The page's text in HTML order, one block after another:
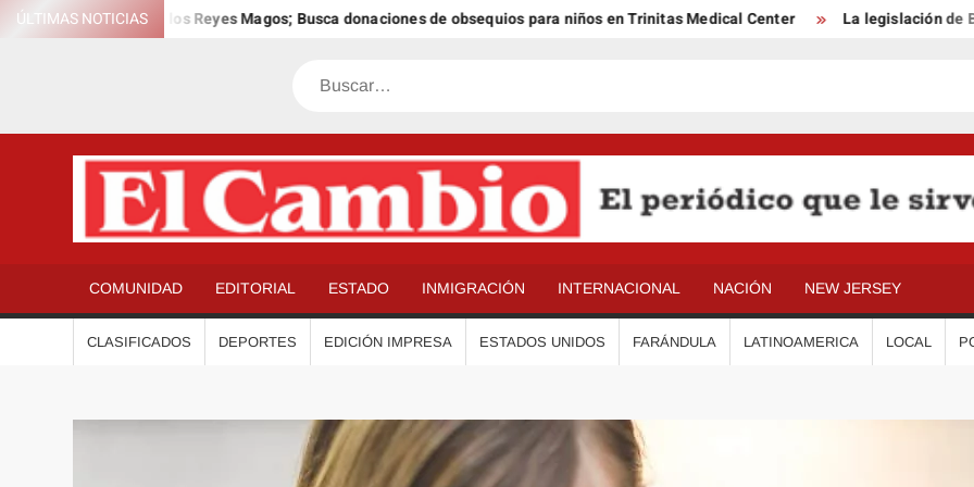
Saltar
ÚLTIMAS NOTICIAS
Día Anual de los Reyes Magos; Busca donaciones de obsequios para niños en Trinitas Medical Center La legislación de
Buscar
COMUNIDAD EDITORIAL ESTADO INMIGRACIÓN INTERNACIONAL NACIÓN NEW JERSEY
CLASIFICADOS DEPORTES EDICIÓN IMPRESA ESTADOS UNIDOS FARÁNDULA LATINOAMERICA LOCAL